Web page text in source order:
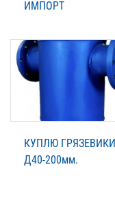
ИМПОРТ
КУПЛЮ ГРЯЗЕВИКИ
Д40-200мм.